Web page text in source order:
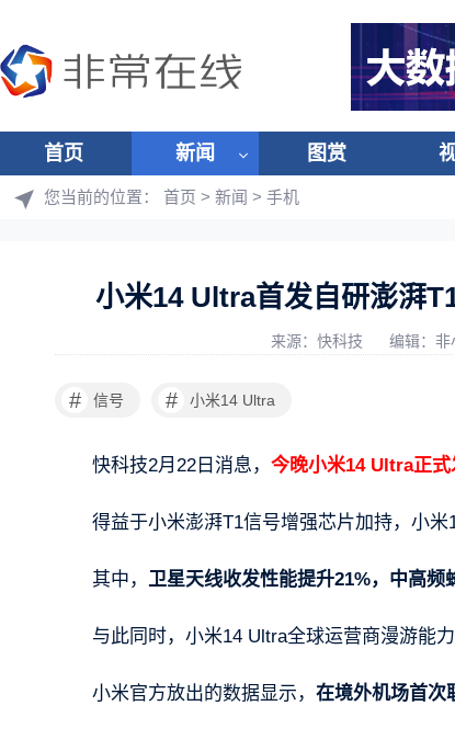
首页 新闻 图赏
您当前的位置： 首页 > 新闻 > 手机
小米14 Ultra首发自研澎湃
来源：快科技 编辑：非
# 信号 # 小米14 Ultra
快科技2月22日消息， 今晚小米14 Ultra正式
得益于小米澎湃T1信号增强芯片加持，小
其中， 卫星天线收发性能提升21%，中高频
与此同时，小米14 Ultra全球运营商漫游能
小米官方放出的数据显示， 在境外机场首次